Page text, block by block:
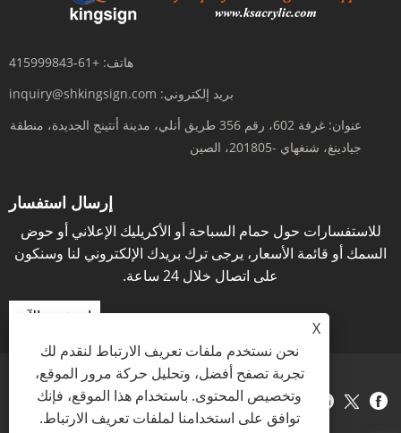
هاتف: +61-415999843
بريد إلكتروني: inquiry@shkingsign.com
عنوان:
غرفة 602، رقم 356 طريق أنلي، مدينة أنتينج الجديدة، منطقة
جيادينغ، شنغهاي -201805، الصين
إرسال استفسار
للاستفسارات حول حمام السباحة أو الأكريليك الإعلاني أو حوض
السمك أو قائمة الأسعار، يرجى ترك بريدك الإلكتروني لنا وسنكون
على اتصال خلال 24 ساعة.
استفسر الآن
Links
Sitemap
RSS
XML سياسة الخصوصية
X
نحن نستخدم ملفات تعريف الارتباط لنقدم لك
تجربة تصفح أفضل، وتحليل حركة مرور الموقع،
وتخصيص المحتوى. باستخدام هذا الموقع، فإنك
توافق على استخدامنا لملفات تعريف الارتباط.